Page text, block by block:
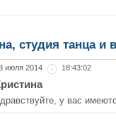
студия танца и
июля 2014 18:43:02
у вас